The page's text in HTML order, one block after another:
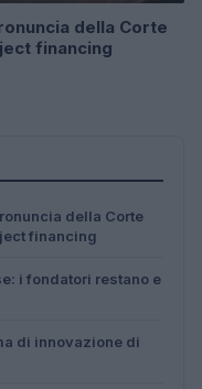
della Corte
financing
della Corte
financing
i fondatori restano e
di innovazione di